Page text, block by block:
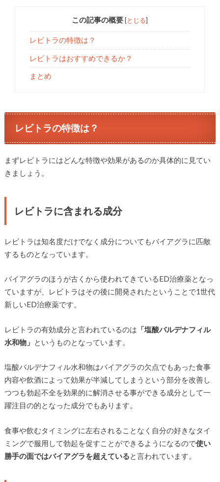
この記事の概要 [とじる]
レビトラの特徴は？
レビトラはおすすめできるか？
まとめ
レビトラの特徴は？
まずレビトラにはどんな特徴や効果があるのか具体的に見てい
きましょう。
レビトラに含まれる成分
レビトラは知名度だけでなく成分についてもバイアグラに匹敵
するものとなっています。
バイアグラのほうが古くから使われてきているED治療薬となっ
ていますが、レビトラはその後に開発されたということで1世代
新しいED治療薬です。
レビトラの有効成分と言われているのは 「塩酸バルデナフィル
水和物」 というものとなっています。
塩酸バルデナフィル水和物はバイアグラの欠点でもあった食事
内容や飲酒によって効果が半減してしまうという部分を改善し
つつも勃起不全を効果的に解消させる事ができる成分として一
躍注目の的となった成分でもあります。
食事や飲むタイミングに左右されることなく自分の好きなタイ
ミングで服用して勃起を促すことができるようになるので使い
勝手の面ではバイアグラを超えていると言われています。